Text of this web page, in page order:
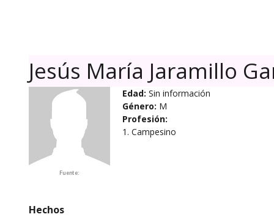
Jesús María Jaramillo
Fuente:
Edad: Sin información
Género: M
Profesión:
1. Campesino
Hechos